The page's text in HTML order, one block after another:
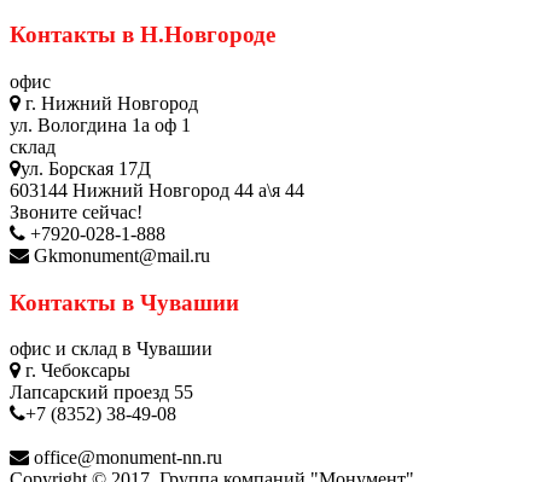
Контакты в Н.Новгороде
офис
г. Нижний Новгород
ул. Вологдина 1а оф 1
склад
ул. Борская 17Д
603144 Нижний Новгород 44 а\я 44
Звоните сейчас!
+7920-028-1-888
Gkmonument@mail.ru
Контакты в Чувашии
офис и склад в Чувашии
г. Чебоксары
Лапсарский проезд 55
+7 (8352) 38-49-08
office@monument-nn.ru